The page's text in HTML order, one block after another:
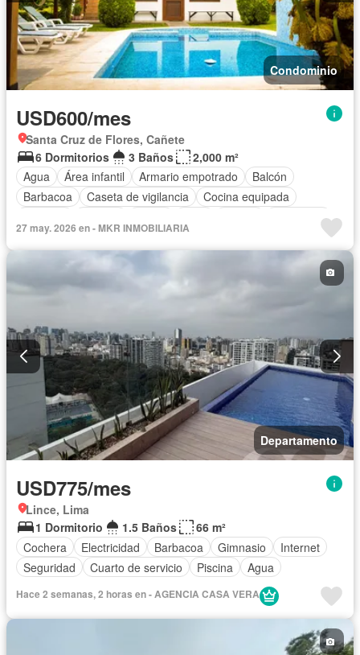
Condominio
USD600/mes
Santa Cruz de Flores, Cañete
6 Dormitorios
3 Baños
2,000 m²
Agua
Área infantil Armario empotrado
Balcón
Barbacoa
Caseta de vigilancia
Cocina equipada
Seguridad
Terraza
Permite mascotas
Permite niños
Completamente amoblado
27 may. 2026 en - MKR INMOBILIARIA
Departamento
USD775/mes
Lince, Lima
1 Dormitorio
1.5 Baños
66 m²
Cochera
Electricidad Barbacoa Gimnasio
Internet
Seguridad
Cuarto de servicio Piscina Agua
Hace 2 semanas, 2 horas en - AGENCIA CASA VERA